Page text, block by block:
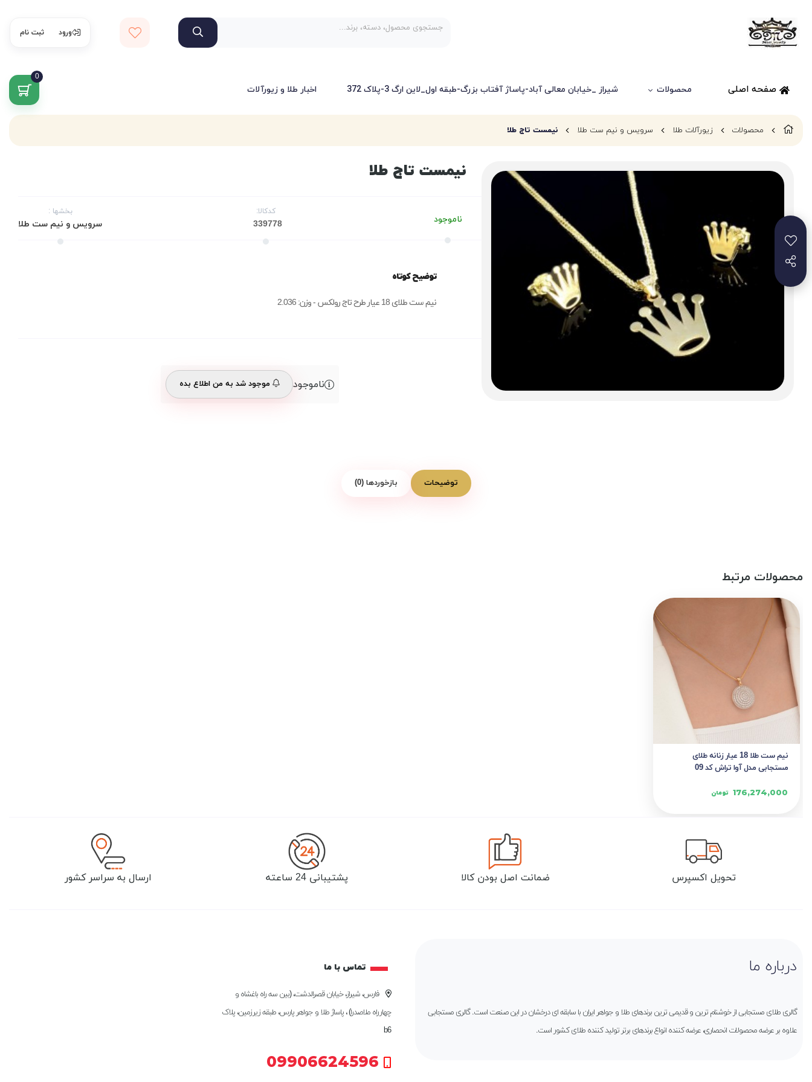
ورود ثبت نام
صفحه اصلی محصولات شیراز _خیابان معالی آباد-پاساژ آفتاب بزرگ-طبقه اول_لاین ارگ 3-پلاک 372 اخبار طلا و زیورآلات
0
محصولات زیورآلات طلا سرویس و نیم ست طلا نیمست تاج طلا
نیمست تاج طلا
ناموجود
کدکالا: بخشها :
سرویس و نیم ست طلا
توضیح کوتاه
نیم ست طلای 18 عیار طرح تاج رولکس - وزن: 2.036
ناموجود موجود شد به من اطلاع بده
توضیحات بازخوردها (0)
محصولات مرتبط
نیم ست طلا 18 عیار زنانه طلای
مستجابی مدل آوا تراش کد 09
176,274,000 تومان
تحویل اکسپرس ضمانت اصل بودن کالا پشتیبانی 24 ساعته ارسال به سراسر کشور
درباره ما
گالری طلای مستجابی از خوشنام ترین و قدیمی ترین برندهای طلا و جواهر ایران با سابقه ای درخشان در این صنعت است. گالری مستجابی
علاوه بر عرضه محصولات انحصاری، عرضه کننده انواع برندهای برتر تولید کننده طلای کشور است.
تماس با ما
فارس، شیراز، خیابان قصرالدشت، (بین سه راه باغشاه و
چهارراه ملاصدرا) ، پاساژ طلا و جواهر پارس، طبقه زیرزمین، پلاک
b6